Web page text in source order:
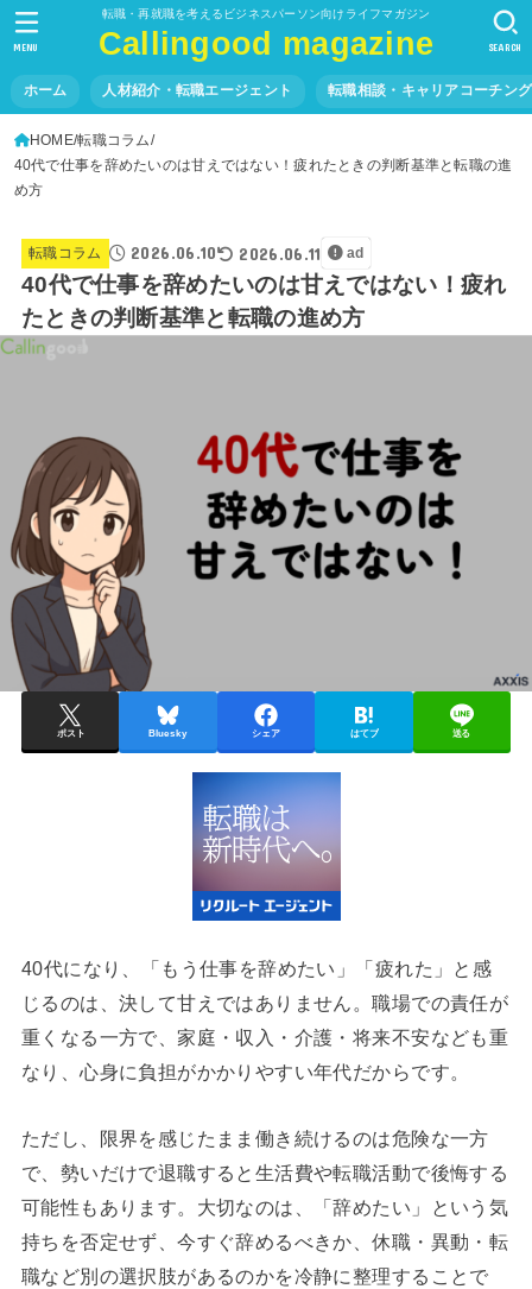
転職・再就職を考えるビジネスパーソン向けライフマガジン
Callingood magazine
ホーム 人材紹介・転職エージェント 転職相談・キャリアコーチング
SEARCH
MENU
HOME 転職コラム
40代で仕事を辞めたいのは甘えではない！疲れたときの判断基準と転職の進
め方
転職コラム 2026.06.10 2026.06.11 ad
40代で仕事を辞めたいのは甘えではない！疲れ
たときの判断基準と転職の進め方
ポスト Bluesky シェア はてブ 送る
40代になり、「もう仕事を辞めたい」「疲れた」と感
じるのは、決して甘えではありません。職場での責任が
重くなる一方で、家庭・収入・介護・将来不安なども重
なり、心身に負担がかかりやすい年代だからです。
ただし、限界を感じたまま働き続けるのは危険な一方
で、勢いだけで退職すると生活費や転職活動で後悔する
可能性もあります。大切なのは、「辞めたい」という気
持ちを否定せず、今すぐ辞めるべきか、休職・異動・転
職など別の選択肢があるのかを冷静に整理することで